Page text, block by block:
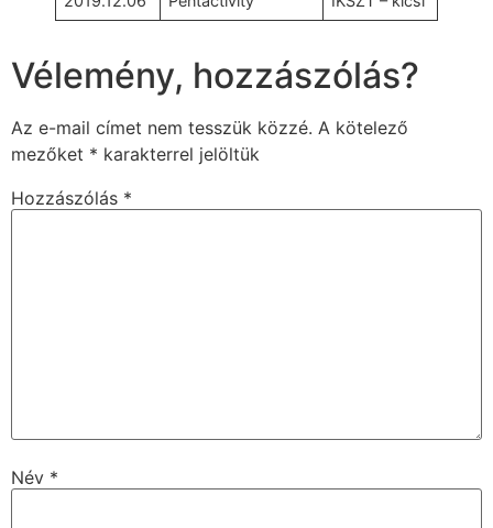
Vélemény, hozzászólás?
Az e-mail címet nem tesszük közzé. A kötelező
mezőket * karakterrel jelöltük
Hozzászólás *
Név *